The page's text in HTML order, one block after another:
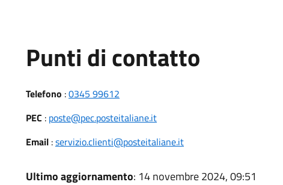
Punti di contatto
Telefono :0345 99612
PEC : poste@pec.posteitaliane.it
Email:servizio.clienti@posteitaliane.it
Ultimo aggiornamento: 14 novembre 2024, 09:51